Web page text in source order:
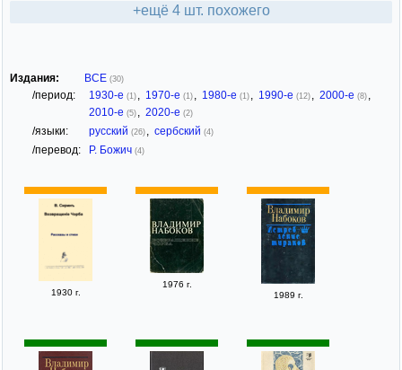
+ещё 4 шт. похожего
Издания: ВСЕ (30)
/период: 1930-е (1) , 1970-е (1) , 1980-е (1) , 1990-е (12) , 2000-е (8) ,
2010-е (5) , 2020-е (2)
/языки: русский (26) , сербский (4)
/перевод: Р. Божич (4)
1930 г.
1976 г.
1989 г.